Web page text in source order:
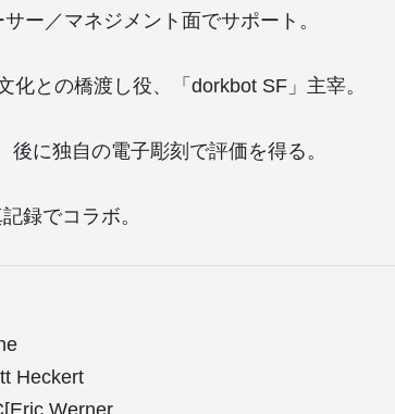
ー／マネジメント面でサポート。
化との橋渡し役、「dorkbot SF」主宰。
に独自の電子彫刻で評価を得る。
録でコラボ。
Heckert